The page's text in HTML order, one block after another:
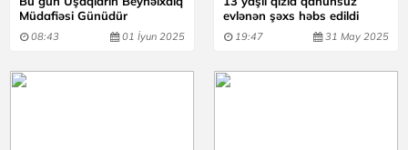
Müdafiəsi Günüdür
08:43 01 İyun 2025
evlənən şəxs həbs edildi
19:47 31 May 2025